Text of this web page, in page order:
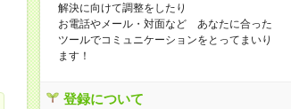
解決に向けて調整をしたり
お電話やメール・対面など あなたに合った
ツールでコミュニケーションをとってまいり
ます！
登録について